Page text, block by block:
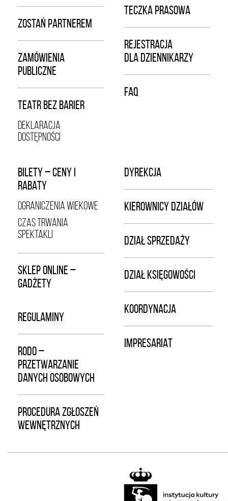
ZOSTAŃ PARTNEREM
ZAMÓWIENIA
PUBLICZNE
TEATR BEZ BARIER
DEKLARACJA
DOSTĘPNOŚCI
TECZKA PRASOWA
REJESTRACJA
DLA DZIENNIKARZY
FAQ
BILETY – CENY I
RABATY
OGRANICZENIA WIEKOWE
CZAS TRWANIA
SPEKTAKLI
SKLEP ONLINE –
GADŻETY
REGULAMINY
RODO –
PRZETWARZANIE
DANYCH OSOBOWYCH
PROCEDURA ZGŁOSZEŃ
WEWNĘTRZNYCH
DYREKCJA
KIEROWNICY DZIAŁÓW
DZIAŁ SPRZEDAŻY
DZIAŁ KSIĘGOWOŚCI
KOORDYNACJA
IMPRESARIAT